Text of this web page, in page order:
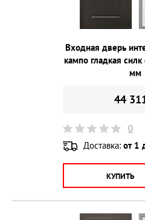
Входная дверь
кампо гладкая
мм
44
0
Доставка: от 1
КУПИТЬ